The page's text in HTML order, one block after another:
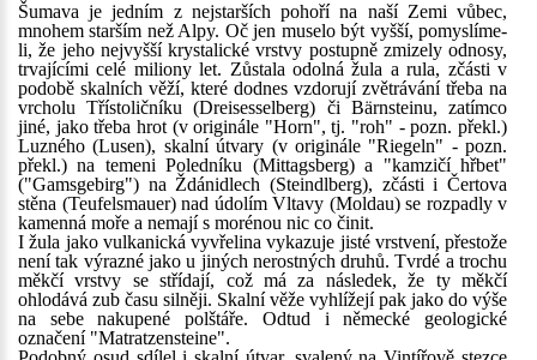
Šumava je jedním z nejstarších pohoří na naší Zemi vůbec,
mnohem starším než Alpy. Oč jen muselo být vyšší, pomyslíme-
li, že jeho nejvyšší krystalické vrstvy postupně zmizely odnosy,
trvajícími celé miliony let. Zůstala odolná žula a rula, zčásti v
podobě skalních věží, které dodnes vzdorují zvětrávání třeba na
vrcholu Třístoličníku (Dreisesselberg) či Bärnsteinu, zatímco
jiné, jako třeba hrot (v originále "Horn", tj. "roh" - pozn. překl.)
Luzného (Lusen), skalní útvary (v originále "Riegeln" - pozn.
překl.) na temeni Poledníku (Mittagsberg) a "kamzičí hřbet"
("Gamsgebirg") na Ždánidlech (Steindlberg), zčásti i Čertova
stěna (Teufelsmauer) nad údolím Vltavy (Moldau) se rozpadly v
kamenná moře a nemají s morénou nic co činit.
I žula jako vulkanická vyvřelina vykazuje jisté vrstvení, přestože
není tak výrazné jako u jiných nerostných druhů. Tvrdé a trochu
měkčí vrstvy se střídají, což má za následek, že ty měkčí
ohlodává zub času silněji. Skalní věže vyhlížejí pak jako do výše
na sebe nakupené polštáře. Odtud i německé geologické
označení "Matratzensteine".